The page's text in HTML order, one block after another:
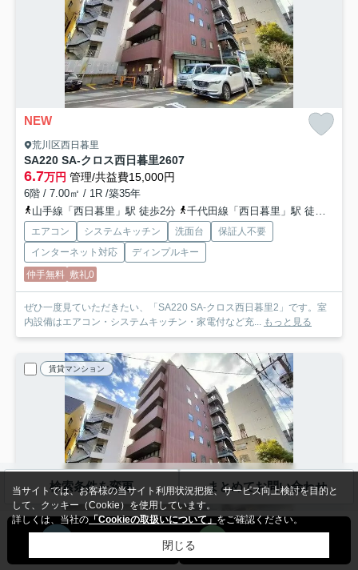
NEW
荒川区西日暮里
SA220 SA-クロス西日暮里2607
6.7万円 管理/共益費15,000円
6階 / 7.00㎡ / 1R /築35年
山手線「西日暮里」駅 徒歩2分
千代田線「西日暮里」駅 徒歩2分
エアコン システムキッチン 洗面台
保証人不要
インターネット対応
ディンプルキー
仲手無料 敷礼0
ぜひ一度見ていただきたい、「SA220 SA-クロス西日暮里2」です。室
内設備はエアコン・システムキッチン・家電付など充...
もっと見る
賃貸マンション
荒川区西日暮里
検索条件を変更 まとめてお問い合わせ
当サイトでは、お客様の当サイト利用状況把握、サービス向上検討を目的と
して、クッキー（Cookie）を使用しています。
詳しくは、当社の「Cookieの取扱いについて」をご確認ください。
閉じる